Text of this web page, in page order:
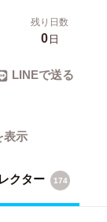
残り日数
0日
LINEで送る
表示
クター 174